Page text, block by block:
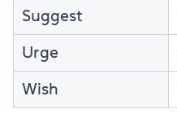
Suggest
Urge
Wish